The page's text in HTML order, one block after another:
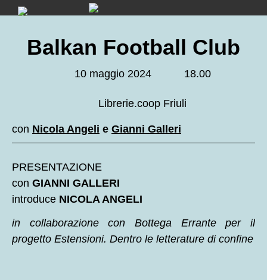
Skip
contentBalkan Football Club
10 maggio 2024 18.00
Librerie.coop Friuli
con Nicola Angeli e Gianni Galleri
PRESENTAZIONE
con GIANNI GALLERI
introduce NICOLA ANGELI
in collaborazione con Bottega Errante per il
progetto Estensioni. Dentro le letterature di confine